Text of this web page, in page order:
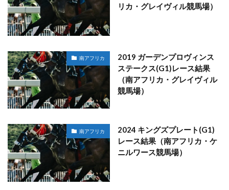
リカ・グレイヴィル競馬場）
南アフリカ
2019 ガーデンプロヴィンス
ステークス(G1)レース結果
（南アフリカ・グレイヴィル
競馬場）
南アフリカ
2024 キングズプレート(G1)
レース結果（南アフリカ・ケ
ニルワース競馬場）